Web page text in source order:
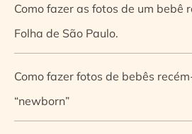
Como fazer as fotos de um bebê
Folha de São Paulo.
Como fazer fotos de bebês
“newborn”